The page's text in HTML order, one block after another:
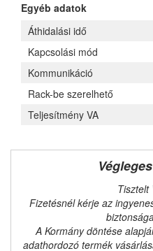
Egyéb adatok
Áthidalási idő
Kapcsolási mód
Kommunikáció
Rack-be szerelhető
Teljesítmény VA
Tisztelt
Fizetésnél kérje az
A Kormány döntése
adathordozó termék